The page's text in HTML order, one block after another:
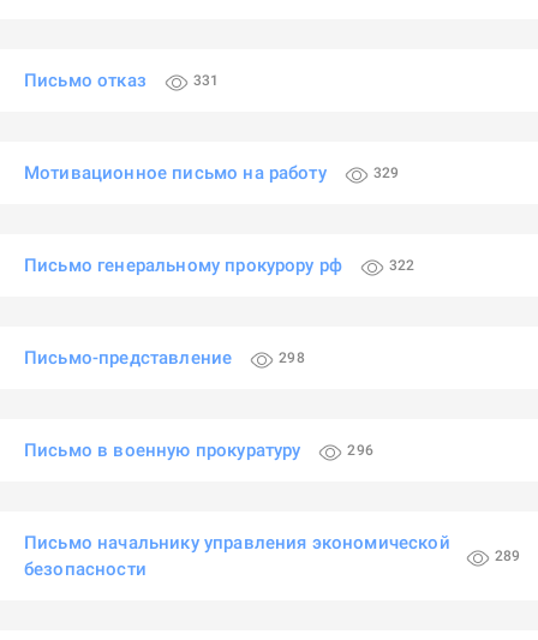
Письмо отказ 331
Мотивационное письмо на работу 329
Письмо генеральному прокурору рф 322
Письмо-представление 298
Письмо в военную прокуратуру 296
Письмо начальнику управления экономической
безопасности
289